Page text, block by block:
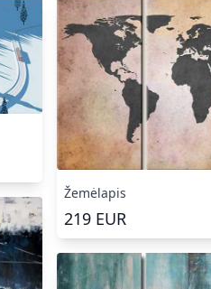
Žemėlapis
219 EUR